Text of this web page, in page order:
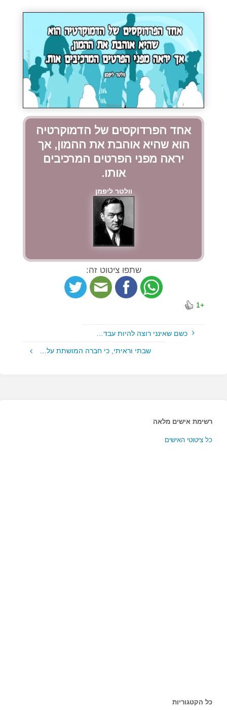
אחד הפרדוקסים של הדמוקרטיה
הוא שהיא אוהבת את ההמון, אך
יראה מפני הפרטים המרכיבים
אותו.
וולטר ליפמן
שתפו ציטוט זה:
+1
כשם שאינני רוצה להיות עבד…
שבתי וראיתי, כי חברה המושתת על…
רשימת אישים מלאה
כל ציטוטי האישים
כל הקטגוריות